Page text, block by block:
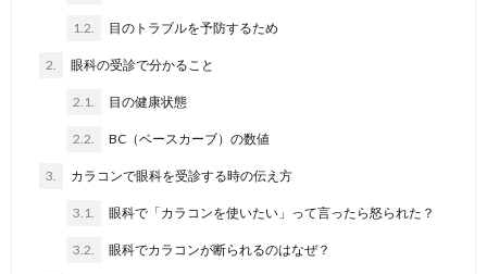
1.2. 目のトラブルを予防するため
2. 眼科の受診で分かること
2.1. 目の健康状態
2.2. BC（ベースカーブ）の数値
3. カラコンで眼科を受診する時の伝え方
3.1. 眼科で「カラコンを使いたい」って言ったら怒られた？
3.2. 眼科でカラコンが断られるのはなぜ？